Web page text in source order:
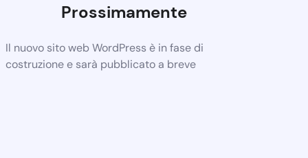
Prossimamente
Il nuovo sito web WordPress è in fase di
costruzione e sarà pubblicato a breve